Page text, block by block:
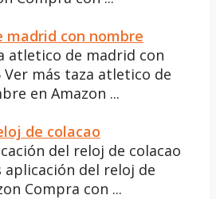
madrid con nombre
atletico de madrid con
Ver más taza atletico de
en Amazon ...
de colacao
del reloj de colacao
aplicación del reloj de
Compra con ...